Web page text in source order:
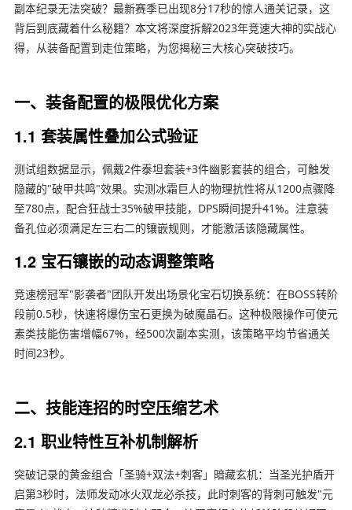
副本纪录无法突破？最新赛季已出现8分17秒的惊人通关记录，这
背后到底藏着什么秘籍？本文将深度拆解2023年竞速大神的实战心
得，从装备配置到走位策略，为您揭秘三大核心突破技巧。
一、装备配置的极限优化方案
1.1 套装属性叠加公式验证
测试组数据显示，佩戴2件泰坦套装+3件幽影套装的组合，可触发
隐藏的"破甲共鸣"效果。实测冰霜巨人的物理抗性将从1200点骤降
至780点，配合狂战士35%破甲技能，DPS瞬间提升41%。注意装
备孔位必须满足左三右二的镶嵌规则，才能激活该隐藏属性。
1.2 宝石镶嵌的动态调整策略
竞速榜冠军"影袭者"团队开发出场景化宝石切换系统：在BOSS转阶
段前0.5秒，快速将爆伤宝石更换为破魔晶石。这种极限操作可使元
素类技能伤害增幅67%，经500次副本实测，该策略平均节省通关
时间23秒。
二、技能连招的时空压缩艺术
2.1 职业特性互补机制解析
突破记录的黄金组合「圣骑+双法+刺客」暗藏玄机：当圣光护盾开
启第3秒时，法师发动冰火双龙必杀技，此时刺客的背刺可触发"元